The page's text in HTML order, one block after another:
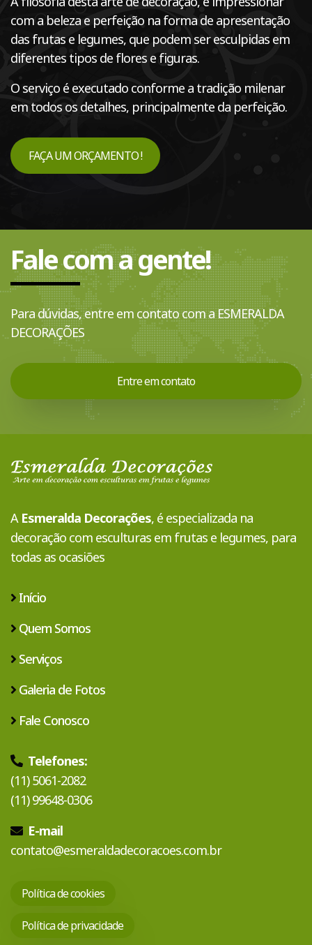
com a beleza e perfeição na forma de apresentação
das frutas e legumes, que podem ser esculpidas em
diferentes tipos de flores e figuras.
O serviço é executado conforme a tradição milenar
em todos os detalhes, principalmente da perfeição.
FAÇA UM ORÇAMENTO !
Fale com a gente!
Para dúvidas, entre em contato com a ESMERALDA
DECORAÇÕES
Entre em contato
A Esmeralda Decorações, é especializada na
decoração com esculturas em frutas e legumes, para
todas as ocasiões
Início
Quem Somos
Serviços
Galeria de Fotos
Fale Conosco
Telefones:
(11) 5061-2082
(11) 99648-0306
E-mail
contato@esmeraldadecoracoes.com.br
Política de cookies
Política de privacidade